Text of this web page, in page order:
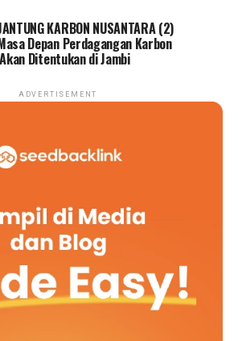
KARBON NUSANTARA (2)
Depan Perdagangan Karbon
Ditentukan di Jambi
ADVERTISEMENT